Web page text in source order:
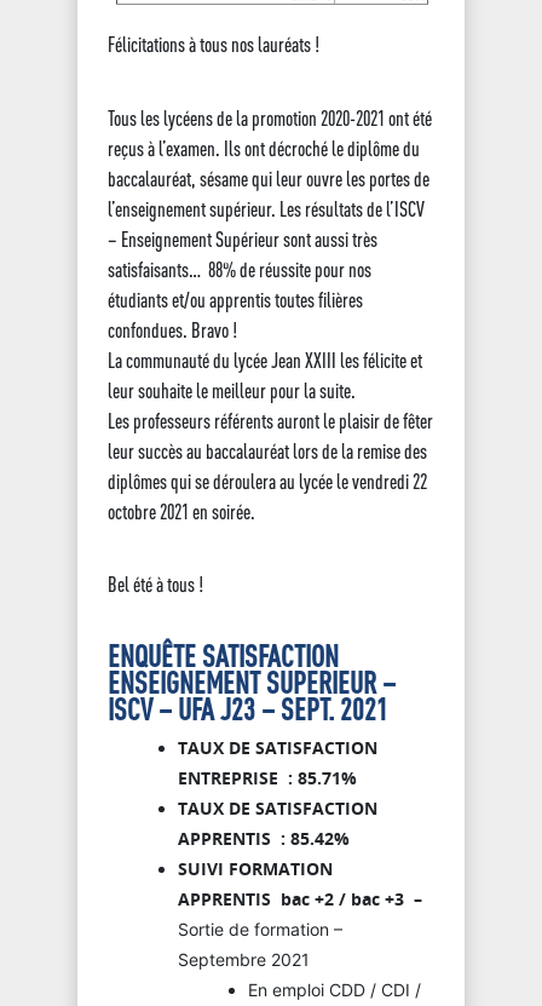
Félicitations à tous nos lauréats !
Tous les lycéens de la promotion 2020-2021 ont été
reçus à l’examen. Ils ont décroché le diplôme du
baccalauréat, sésame qui leur ouvre les portes de
l’enseignement supérieur. Les résultats de l’ISCV
– Enseignement Supérieur sont aussi très
satisfaisants… 88% de réussite pour nos
étudiants et/ou apprentis toutes filières
confondues. Bravo !
La communauté du lycée Jean XXIII les félicite et
leur souhaite le meilleur pour la suite.
Les professeurs référents auront le plaisir de fêter
leur succès au baccalauréat lors de la remise des
diplômes qui se déroulera au lycée le vendredi 22
octobre 2021 en soirée.
Bel été à tous !
ENQUÊTE SATISFACTION
ENSEIGNEMENT SUPERIEUR –
ISCV – UFA J23 – SEPT. 2021
TAUX DE SATISFACTION
ENTREPRISE : 85.71%
TAUX DE SATISFACTION
APPRENTIS : 85.42%
SUIVI FORMATION
APPRENTIS bac +2 / bac +3 –
Sortie de formation –
Septembre 2021
En emploi CDD / CDI /